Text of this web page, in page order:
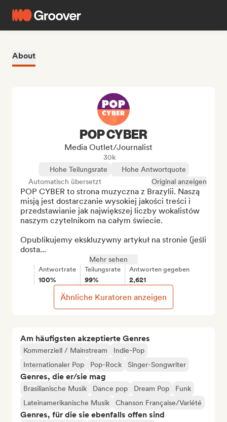
About
Am häufigsten akzeptierte Genres
Kommerziell / Mainstream
Indie-Pop
Internationaler Pop
Pop-Rock Singer-Songwriter
Genres, die er/sie mag
Brasilianische Musik Dance pop Dream Pop
Funk
Lateinamerikanische Musik
Chanson Française/Variété
Genres, für die sie ebenfalls offen sind
POP CYBER
Media Outlet/Journalist
30k
Hohe Teilungsrate
Hohe Antwortquote
Automatisch übersetzt
Original anzeigen
POP CYBER to strona muzyczna z Brazylii. Naszą
misją jest dostarczanie wysokiej jakości treści i
przedstawianie jak największej liczby wokalistów
naszym czytelnikom na całym świecie.
Opublikujemy ekskluzywny artykuł na stronie (jeśli
dosta...
Mehr sehen
Antwortrate
100%
Teilungsrate
99%
Antworten gegeben
2,621
Ähnliche Kuratoren anzeigen